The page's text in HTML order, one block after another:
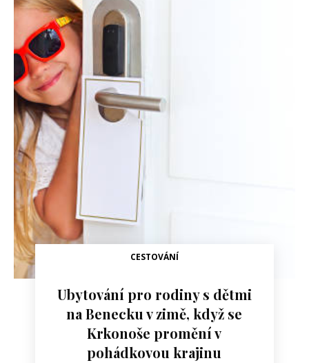
CESTOVÁNÍ
Ubytování pro rodiny s dětmi
na Benecku v zimě, když se
Krkonoše promění v
pohádkovou krajinu